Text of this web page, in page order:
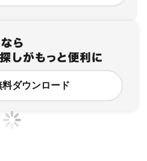
ダウンロード